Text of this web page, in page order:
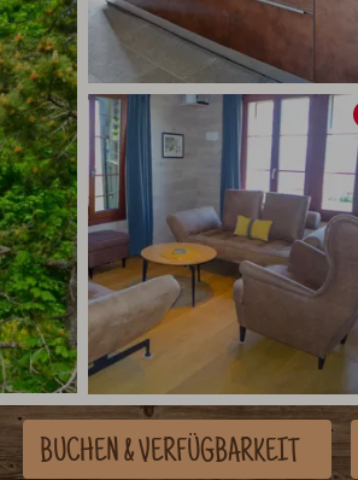
BUCHEN& VERFÜGBARKEIT